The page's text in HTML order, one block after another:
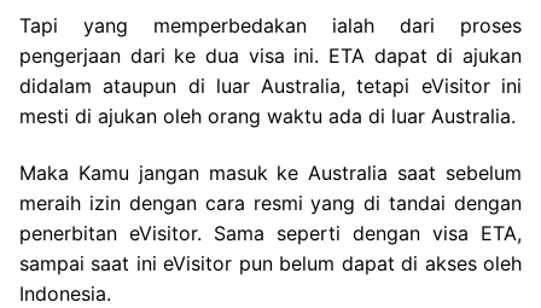
Tapi yang memperbedakan ialah dari proses
pengerjaan dari ke dua visa ini. ETA dapat di ajukan
didalam ataupun di luar Australia, tetapi eVisitor ini
mesti di ajukan oleh orang waktu ada di luar Australia.
Maka Kamu jangan masuk ke Australia saat sebelum
meraih izin dengan cara resmi yang di tandai dengan
penerbitan eVisitor. Sama seperti dengan visa ETA,
sampai saat ini eVisitor pun belum dapat di akses oleh
Indonesia.